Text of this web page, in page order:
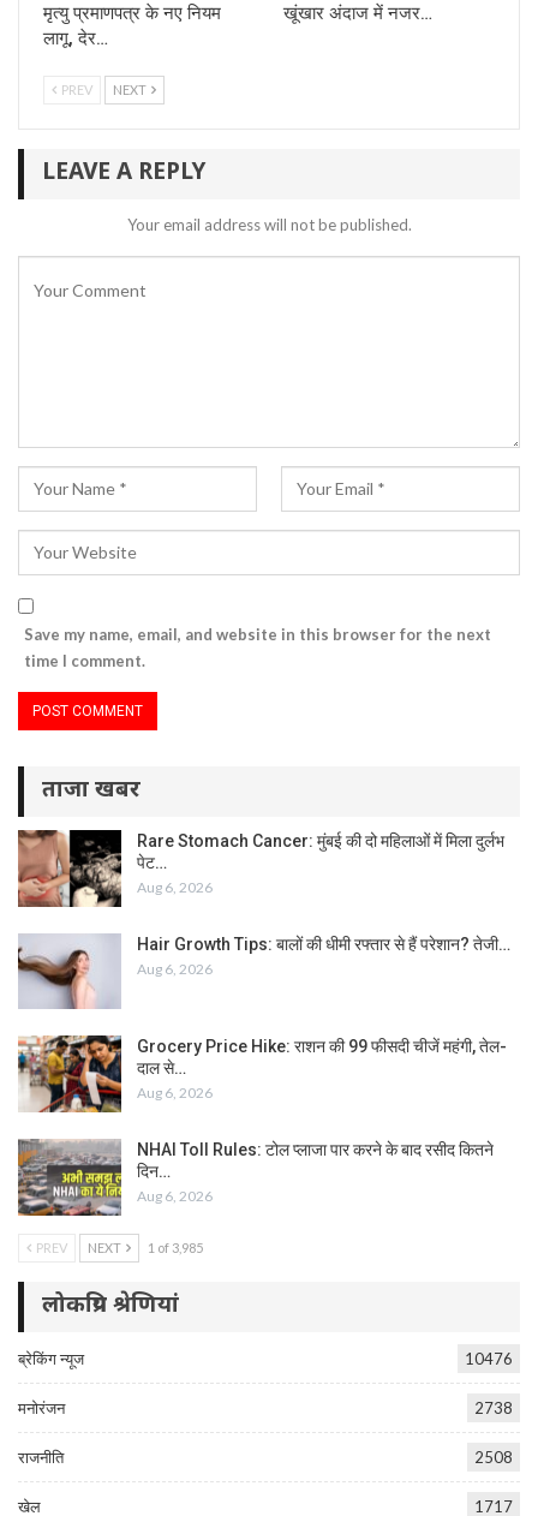
मृत्यु प्रमाणपत्र के नए नियम
लागू, देर…
खूंखार अंदाज में नजर…
PREV NEXT
LEAVE A REPLY
Your email address will not be published.
Save my name, email, and website in this browser for the next
time I comment.
ताजा खबर
Rare Stomach Cancer: मुंबई की दो महिलाओं में मिला दुर्लभ
पेट…
Aug 6, 2026
Hair Growth Tips: बालों की धीमी रफ्तार से हैं परेशान? तेजी…
Aug 6, 2026
Grocery Price Hike: राशन की 99 फीसदी चीजें महंगी, तेल-
दाल से…
Aug 6, 2026
NHAI Toll Rules: टोल प्लाजा पार करने के बाद रसीद कितने
दिन…
Aug 6, 2026
PREV NEXT 1 of 3,985
लोकप्रिय श्रेणियां
ब्रेकिंग न्यूज 10476
मनोरंजन 2738
राजनीति 2508
खेल 1717